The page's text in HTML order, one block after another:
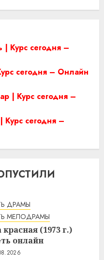
| Курс сегодня –
сегодня – Онлайн
| Курс сегодня –
сегодня –
ДРАМЫ
МЕЛОДРАМЫ
(1973 г.)
онлайн